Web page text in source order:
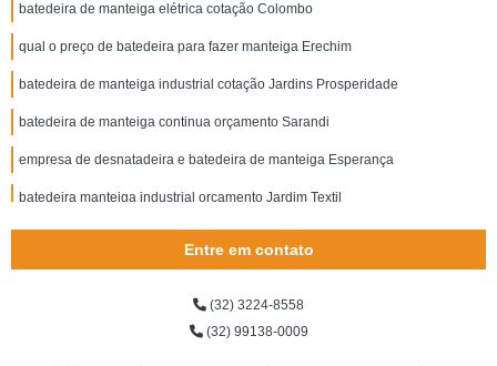
batedeira de manteiga elétrica cotação Colombo
qual o preço de batedeira para fazer manteiga Erechim
batedeira de manteiga industrial cotação Jardins Prosperidade
batedeira de manteiga continua orçamento Sarandi
empresa de desnatadeira e batedeira de manteiga Esperança
batedeira manteiga industrial orçamento Jardim Textil
batedeira manteiga orçamento Jacarepaguá
empresa de batedeira de manteiga 50 kg Carmo da Cachoeira
Entre em contato
(32) 3224-8558
(32) 99138-0009